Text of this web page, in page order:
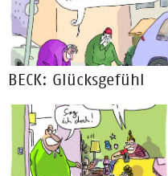
BECK: Glücksgefühl